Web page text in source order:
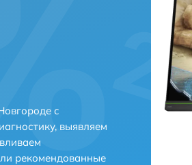
с
выявляем
рекомендованные